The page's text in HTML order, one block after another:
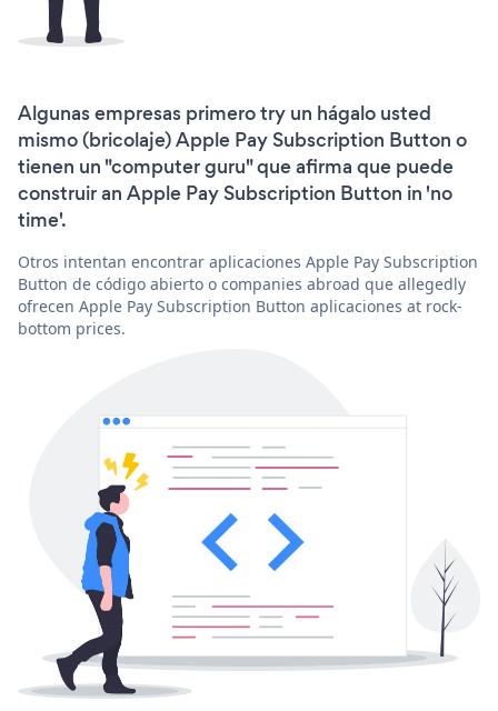
Algunas empresas primero try un hágalo usted
mismo (bricolaje) Apple Pay Subscription Button o
tienen un "computer guru" que afirma que puede
construir an Apple Pay Subscription Button in 'no
time'.
Otros intentan encontrar aplicaciones Apple Pay Subscription
Button de código abierto o companies abroad que allegedly
ofrecen Apple Pay Subscription Button aplicaciones at rock-
bottom prices.